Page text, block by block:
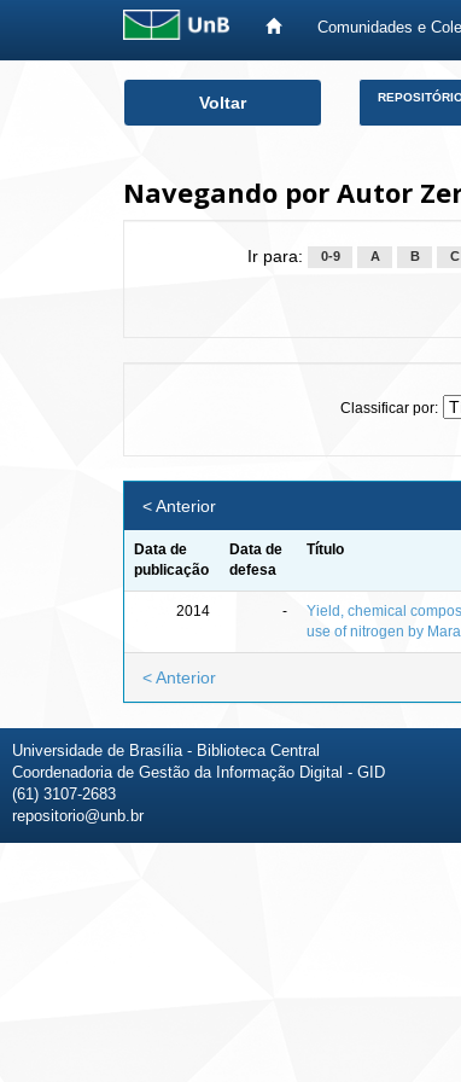
Comunidades e
Voltar
Navegando por Autor
Ir para: 0-9 A B C
Classificar por:
< Anterior
Data de
publicação
Data de
defesa
Título
2014 -
Yield, chemical
use of nitrogen by
< Anterior
Universidade de Brasília - Biblioteca Central
Coordenadoria de Gestão da Informação Digital - GID
(61) 3107-2683
repositorio@unb.br